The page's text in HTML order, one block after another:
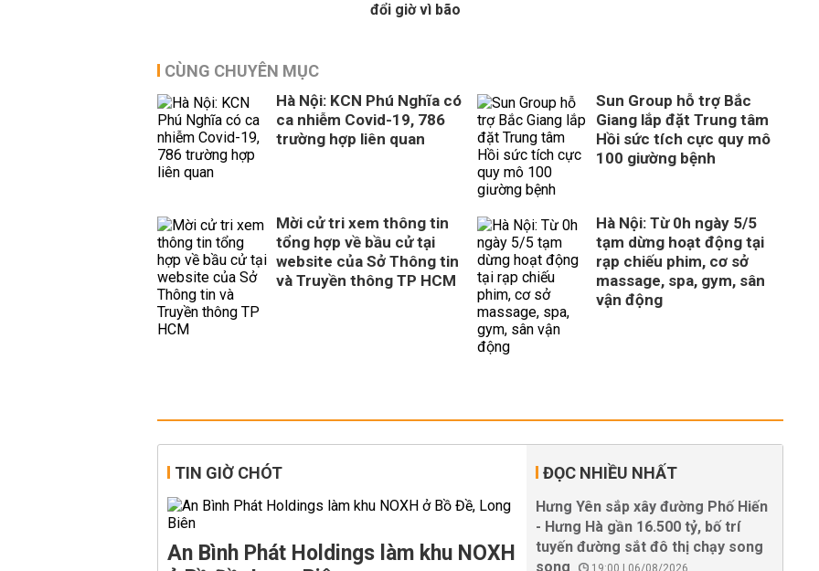
đổi giờ vì bão
CÙNG CHUYÊN MỤC
Hà Nội: KCN Phú Nghĩa có
ca nhiễm Covid-19, 786
trường hợp liên quan
Sun Group hỗ trợ Bắc
Giang lắp đặt Trung tâm
Hồi sức tích cực quy mô
100 giường bệnh
Mời cử tri xem thông tin
tổng hợp về bầu cử tại
website của Sở Thông tin
và Truyền thông TP HCM
Hà Nội: Từ 0h ngày 5/5
tạm dừng hoạt động tại
rạp chiếu phim, cơ sở
massage, spa, gym, sân
vận động
TIN GIỜ CHÓT
An Bình Phát Holdings làm khu NOXH
ĐỌC NHIỀU NHẤT
Hưng Yên sắp xây đường Phố Hiến
- Hưng Hà gần 16.500 tỷ, bố trí
tuyến đường sắt đô thị chạy song
song
19:00 | 06/08/2026